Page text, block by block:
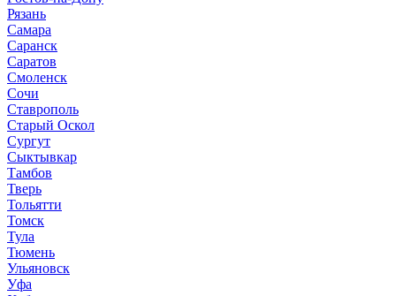
Рязань
Самара
Саранск
Саратов
Смоленск
Сочи
Ставрополь
Старый Оскол
Сургут
Сыктывкар
Тамбов
Тверь
Тольятти
Томск
Тула
Тюмень
Ульяновск
Уфа